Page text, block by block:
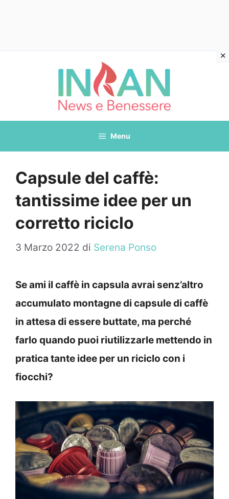
Menu
Capsule del caffè:
tantissime idee per un
corretto riciclo
3 Marzo 2022 di Serena Ponso
Se ami il caffè in capsula avrai senz’altro
accumulato montagne di capsule di caffè
in attesa di essere buttate, ma perché
farlo quando puoi riutilizzarle mettendo in
pratica tante idee per un riciclo con i
fiocchi?